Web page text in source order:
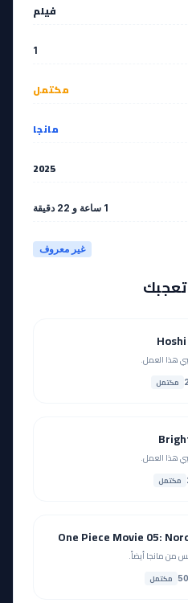
فيلم
1
مكتمل
مانجا
2025
1 ساعة و 22 دقيقة
غير معروف
هذا العمل.
مكتمل
هذا العمل.
مكتمل
One Piece Movie 05:
من مانجا أيضاً.
مكتمل